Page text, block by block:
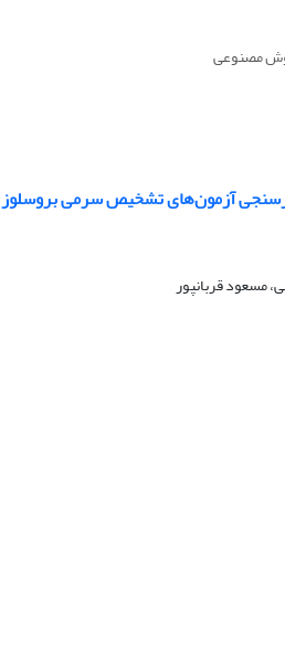
مصنوعی
آزمون‌های تشخیص سرمی بروسلوز
مسعود قربانپور